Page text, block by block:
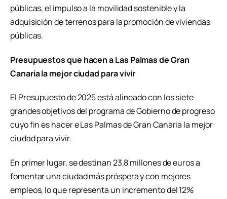
públicas, el impulso a la movilidad sostenible y la
adquisición de terrenos para la promoción de viviendas
públicas.
Presupuestos que hacen a Las Palmas de Gran
Canaria la mejor ciudad para vivir
El Presupuesto de 2025 está alineado con los siete
grandes objetivos del programa de Gobierno de progreso
cuyo fin es hacer e Las Palmas de Gran Canaria la mejor
ciudad para vivir.
En primer lugar, se destinan 23,8 millones de euros a
fomentar una ciudad más próspera y con mejores
empleos, lo que representa un incremento del 12%